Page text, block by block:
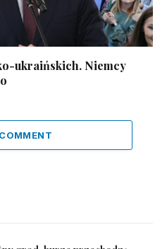
ukraińskich. Niemcy